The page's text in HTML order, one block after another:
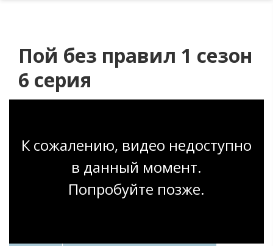
Пой без правил 1 сезон
6 серия
К сожалению, видео недоступно
в данный момент.
Попробуйте позже.